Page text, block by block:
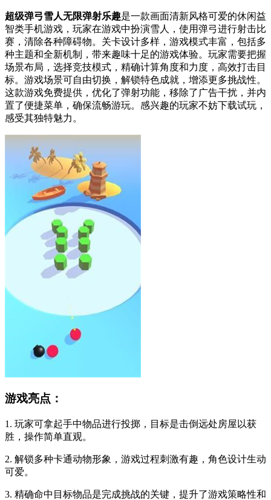
超级弹弓雪人无限弹射乐趣是一款画面清新风格可爱的休闲益
智类手机游戏，玩家在游戏中扮演雪人，使用弹弓进行射击比
赛，清除各种障碍物。关卡设计多样，游戏模式丰富，包括多
种主题和全新机制，带来趣味十足的游戏体验。玩家需要把握
场景布局，选择竞技模式，精确计算角度和力度，高效打击目
标。游戏场景可自由切换，解锁特色成就，增添更多挑战性。
这款游戏免费提供，优化了弹射功能，移除了广告干扰，并内
置了便捷菜单，确保流畅游玩。感兴趣的玩家不妨下载试玩，
感受其独特魅力。
游戏亮点：
1. 玩家可拿起手中物品进行投掷，目标是击倒远处房屋以获
胜，操作简单直观。
2. 解锁多种卡通动物形象，游戏过程刺激有趣，角色设计生动
可爱。
3. 精确命中目标物品是完成挑战的关键，提升了游戏策略性和